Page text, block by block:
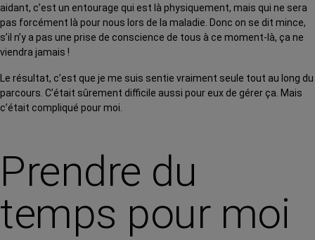
aidant, c’est un entourage qui est là physiquement, mais qui ne sera
pas forcément là pour nous lors de la maladie. Donc on se dit mince,
s’il n’y a pas une prise de conscience de tous à ce moment-là, ça ne
viendra jamais !
Le résultat, c’est que je me suis sentie vraiment seule tout au long du
parcours. C’était sûrement difficile aussi pour eux de gérer ça. Mais
c’était compliqué pour moi.
Prendre du
temps pour moi